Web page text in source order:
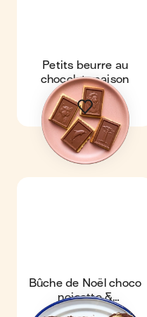
Petits beurre au
chocolat maison
Bûche de Noël choco
noisette &
mascarpone